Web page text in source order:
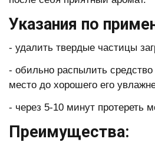
Указания по
- удалить твердые частицы
- обильно распылить средство
место до хорошего его
- через 5-10 минут протереть
Преимущества: